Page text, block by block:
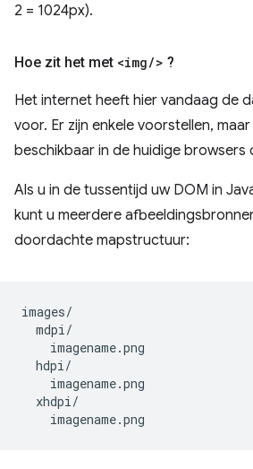
2 = 1024px).
Hoe zit het met <img/> ?
Het internet heeft hier vandaag de
voor. Er zijn enkele voorstellen,
beschikbaar in de huidige browsers
Als u in de tussentijd uw DOM in
kunt u meerdere
doordachte mapstructuur:
images/
  mdpi/
    imagename.png
  hdpi/
    imagename.png
  xhdpi/